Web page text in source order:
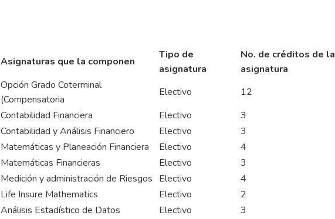
Asignaturas que la componen
Tipo de
asignatura
No. de créditos de la
asignatura
Opción Grado Coterminal
(Compensatoria
Electivo 12
Contabilidad Financiera
Electivo 3
Contabilidad y Análisis Financiero
Electivo 3
Matemáticas y Planeación Financiera
Electivo 4
Matemáticas Financieras
Electivo 3
Medición y administración de Riesgos Electivo 4
Life Insure Mathematics
Electivo 2
Análisis Estadístico de Datos
Electivo 3